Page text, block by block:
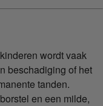
wordt vaak
beschadiging of het
tanden.
en een milde,